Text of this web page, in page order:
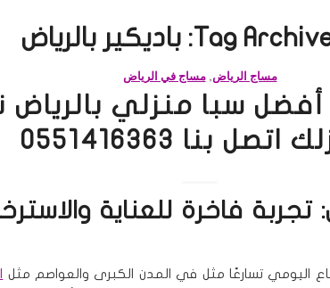
Tag باديكير بالرياض
مساج الرياض,مساج في الرياض
أفضل سبا منزلي
بنا 0551416363
تجربة فاخرة للعناية
اليومي تسارعًا مثل في المدن الكبرى والعواصم مثل